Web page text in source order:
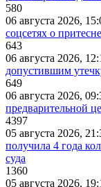
580
06 августа 2026,
соцсетях о
643
06 августа 2026,
допустившим
649
06 августа 2026,
предварительной
4397
05 августа 2026,
получила 4 года
суда
1360
05 августа 2026,